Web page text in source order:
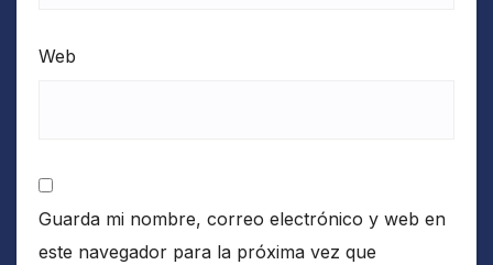
Web
Guarda mi nombre, correo electrónico y web en
este navegador para la próxima vez que